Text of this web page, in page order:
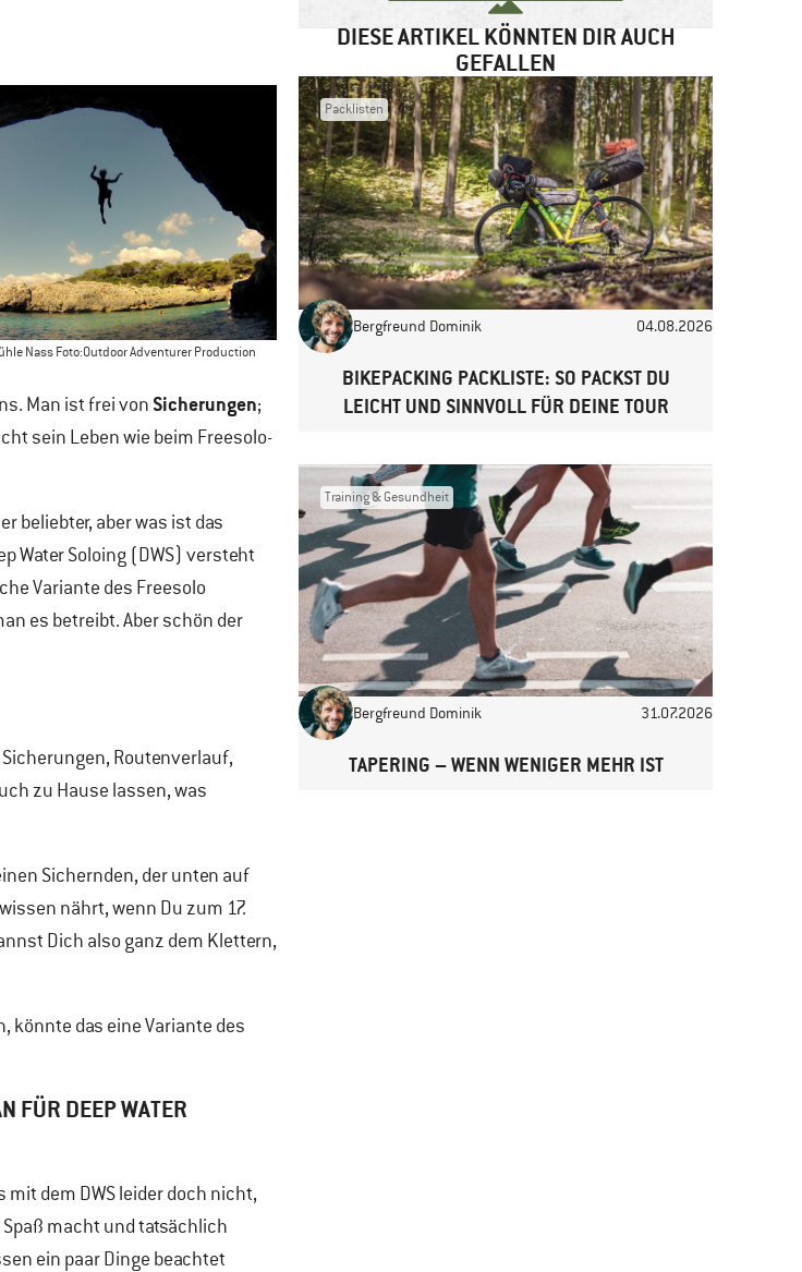
Nass Foto:Outdoor Adventurer Production
Man ist frei vonSicherungen;
sein Leben wie beim Freesolo-
beliebter, aber was ist das
Water Soloing (DWS) versteht
Variante des Freesolo
es betreibt. Aber schön der
Routenverlauf,
zu Hause lassen, was
Sichernden, der unten auf
nährt, wenn Du zum 17.
Dich also ganz dem Klettern,
könnte das eine Variante des
FÜR DEEP WATER
mit dem DWS leider doch nicht,
macht und tatsächlich
ein paar Dinge beachtet
DIESE ARTIKEL KÖNNTEN DIR AUCH
GEFALLEN
Packlisten
Bergfreund Dominik 04.08.2026
BIKEPACKING PACKLISTE: SO PACKST DU
LEICHT UND SINNVOLL FÜR DEINE TOUR
Training & Gesundheit
Bergfreund Dominik 31.07.2026
TAPERING – WENN WENIGER MEHR IST